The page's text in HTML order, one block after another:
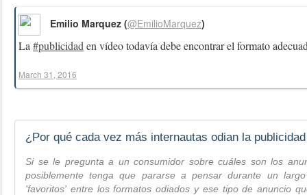
La #publicidad en vídeo todavía debe encontrar el formato
Emilio Marquez (@EmilioMarquez)
March 31, 2016
Si se le pregunta a un consumidor sobre cuáles son los
posiblemente tenga que pararse a pensar durante un
'favoritos' entre los formatos odiados y ese tipo de anuncio